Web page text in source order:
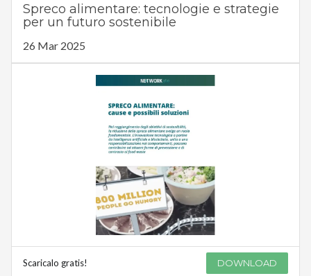
Spreco alimentare: tecnologie e strategie
per un futuro sostenibile
26 Mar 2025
Scaricalo gratis! DOWNLOAD